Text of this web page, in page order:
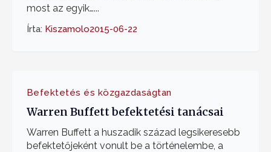
most az egyik…...
Írta: Kiszamolo2015-06-22
Befektetés és közgazdaságtan
Warren Buffett befektetési tanácsai
Warren Buffett a huszadik század legsikeresebb
befektetőjeként vonult be a történelembe, a